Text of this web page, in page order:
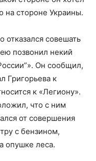
на стороне Украины.
отказался совешать
позвонил некий
Он сообщил,
Григорьева к
к «Легиону».
что с ним
от совершения
с бензином,
опушке леса.